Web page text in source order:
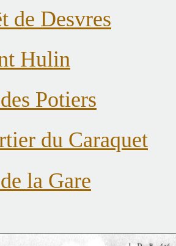
de Desvres
Hulin
Potiers
du Caraquet
la Gare